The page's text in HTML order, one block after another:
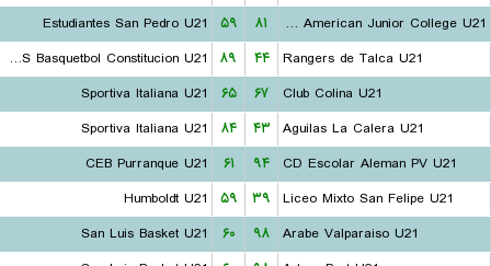
Estudiantes San Pedro U21
۵۹ ۸۱
CD American Junior College U21
CDS Basquetbol Constitucion U21
۸۹ ۴۴
Rangers de Talca U21
Sportiva Italiana U21
۶۵ ۶۷
Club Colina U21
Sportiva Italiana U21
۸۴ ۴۳
Aguilas La Calera U21
CEB Purranque U21
۶۱ ۹۴
CD Escolar Aleman PV U21
Humboldt U21
۵۹ ۳۹
Liceo Mixto San Felipe U21
San Luis Basket U21
۶۰ ۹۸
Arabe Valparaiso U21